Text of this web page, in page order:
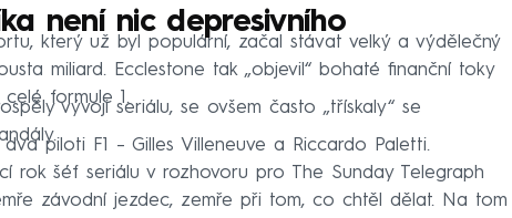
není nic depresivního
který už byl populární, začal stávat velký a výdělečný
miliard. Ecclestone tak „objevil“ bohaté finanční toky
formule 1.
vývoji seriálu, se ovšem často „třískaly“ se
piloti F1 – Gilles Villeneuve a Riccardo Paletti.
rok šéf seriálu v rozhovoru pro The Sunday Telegraph
závodní jezdec, zemře při tom, co chtěl dělat. Na tom